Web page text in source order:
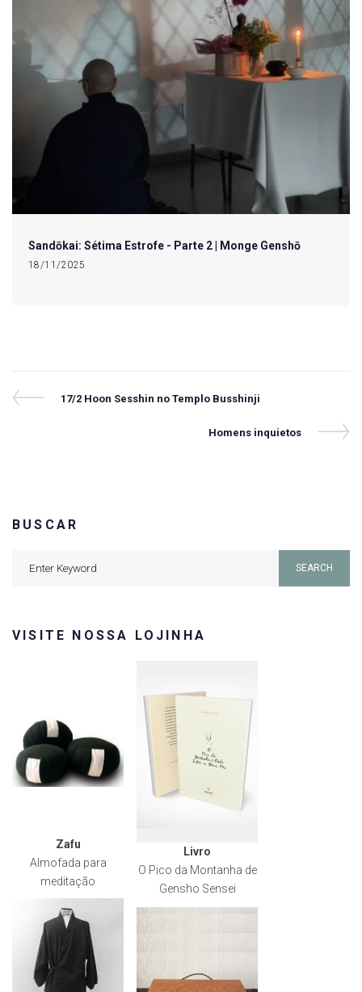
Sandōkai: Sétima Estrofe - Parte 2 | Monge Genshō
18/11/2025
Navegação
Previous
17/2 Hoon Sesshin no Templo Busshinji
Next
Homens inquietos
BUSCAR
SEARCH
VISITE NOSSA LOJINHA
Zafu
Almofada para
meditação
Livro
O Pico da Montanha de
Gensho Sensei